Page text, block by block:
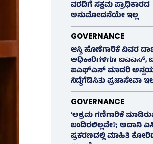
ವರದಿಗೆ ಸಕ್ಷಮ ಪ್ರಾಧಿಕಾರದ
ಅನುಮೋದನೆಯೇ ಇಲ್ಲ
GOVERNANCE
ಆಸ್ತಿ ಹೊಣೆಗಾರಿಕೆ ವಿವರ
ಅಧಿಕಾರಿಗಳಿಗೂ ಐಎಎಸ್‌,
ಐಎಫ್‌ಎಸ್‌ ಮಾದರಿ ಅನ್ವಯ,
ನಿದ್ದೆಗೆಡಿಸಿತು ಪ್ರಜಾಸೇವಾ
GOVERNANCE
‘ಅಕ್ರಮ ಗಣಿಗಾರಿಕೆ
ಬಂದಿರಲಿಲ್ಲವೇ?; ಅದಾನಿ
ಪ್ರಕರಣದಲ್ಲಿ ಮಾಹಿತಿ